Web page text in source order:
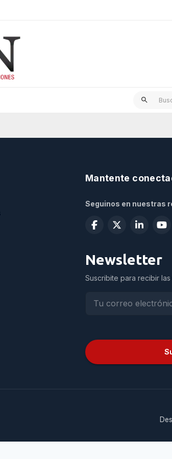
Mantente
Seguinos en nuestras
Newsletter
Suscribite para recibir las